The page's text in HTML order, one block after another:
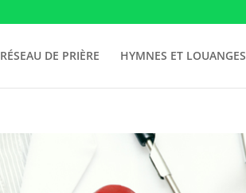
RÉSEAU DE PRIÈRE HYMNES ET LOUANGES